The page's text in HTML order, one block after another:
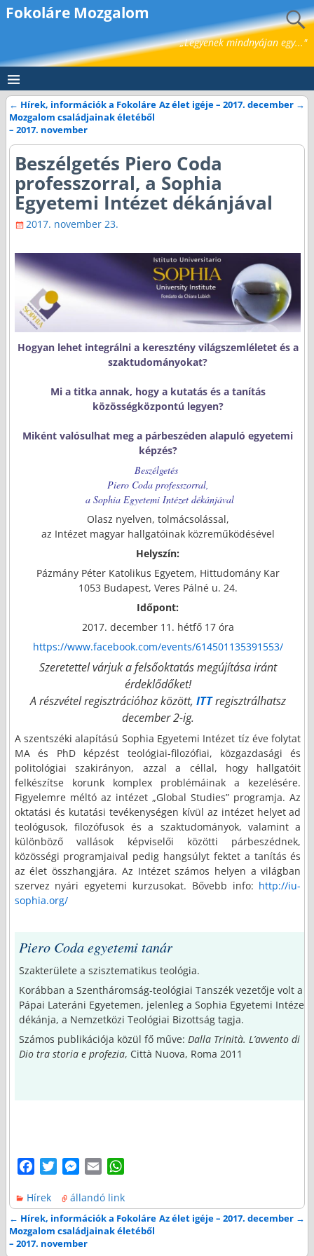
Fokoláre Mozgalom
„Legyenek mindnyájan egy..."
Bejegyzés navigáció
← Hírek, információk a Fokoláre
Mozgalom családjainak életéből
– 2017. november
Az élet igéje – 2017. december →
Beszélgetés Piero Coda
professzorral, a Sophia
Egyetemi Intézet dékánjával
2017. november 23.
Hogyan lehet integrálni a keresztény világszemléletet és a
szaktudományokat?
Mi a titka annak, hogy a kutatás és a tanítás
közösségközpontú legyen?
Miként valósulhat meg a párbeszéden alapuló egyetemi
képzés?
Beszélgetés
Piero Coda professzorral,
a Sophia Egyetemi Intézet dékánjával
Olasz nyelven, tolmácsolással,
az Intézet magyar hallgatóinak közreműködésével
Helyszín:
Pázmány Péter Katolikus Egyetem, Hittudomány Kar
1053 Budapest, Veres Pálné u. 24.
Időpont:
2017. december 11. hétfő 17 óra
https://www.facebook.com/events/614501135391553/
Szeretettel várjuk a felsőoktatás megújítása iránt
érdeklődőket!
A részvétel regisztrációhoz között, ITTregisztrálhatsz
december 2-ig.
A szentszéki alapítású Sophia Egyetemi Intézet tíz éve folytat
MA és PhD képzést teológiai-filozófiai, közgazdasági és
politológiai szakirányon, azzal a céllal, hogy hallgatóit
felkészítse korunk komplex problémáinak a kezelésére.
Figyelemre méltó az intézet „Global Studies” programja. Az
oktatási és kutatási tevékenységen kívül az intézet helyet ad
teológusok, filozófusok és a szaktudományok, valamint a
különböző vallások képviselői közötti párbeszédnek,
közösségi programjaival pedig hangsúlyt fektet a tanítás és
az élet összhangjára. Az Intézet számos helyen a világban
szervez nyári egyetemi kurzusokat. Bővebb info: http://iu-
sophia.org/
Piero Coda egyetemi tanár
Szakterülete a szisztematikus teológia.
Korábban a Szentháromság-teológiai Tanszék vezetője volt a
Pápai Lateráni Egyetemen, jelenleg a Sophia Egyetemi Intézet
dékánja, a Nemzetközi Teológiai Bizottság tagja.
Számos publikációja közül fő műve: Dalla Trinità. L’avvento di
Dio tra storia e profezia, Città Nuova, Roma 2011
c
e
b
o
t
t
e
M
s
s
e
n
a
i
l
a
t
s
Hírek állandó link
Bejegyzés navigáció
← Hírek, információk a Fokoláre
Mozgalom családjainak életéből
– 2017. november
Az élet igéje – 2017. december →